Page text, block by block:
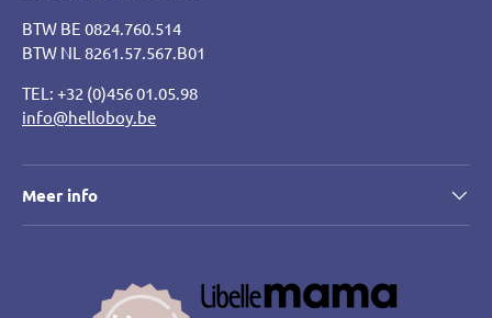
BTW BE 0824.760.514
BTW NL 8261.57.567.B01
TEL: +32 (0)456 01.05.98
info@helloboy.be
Meer info